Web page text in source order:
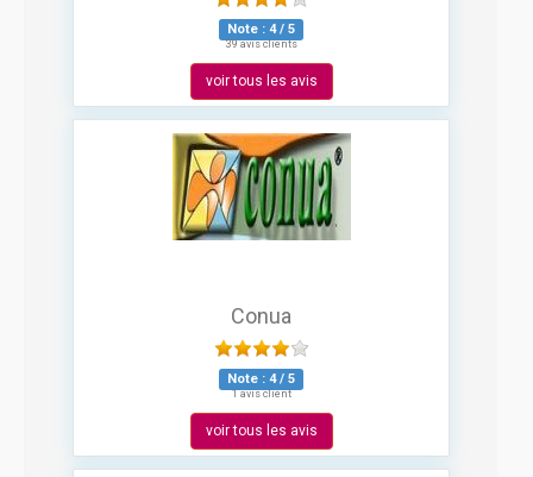
Note : 4/ 5
39 avis clients
voir tous les avis
Conua
Note : 4/ 5
1 avis client
voir tous les avis